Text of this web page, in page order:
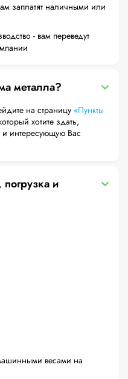
заплатят наличными или
- вам переведут
металла?
на страницу «Пункты
хотите здать,
погрузка и
весами на